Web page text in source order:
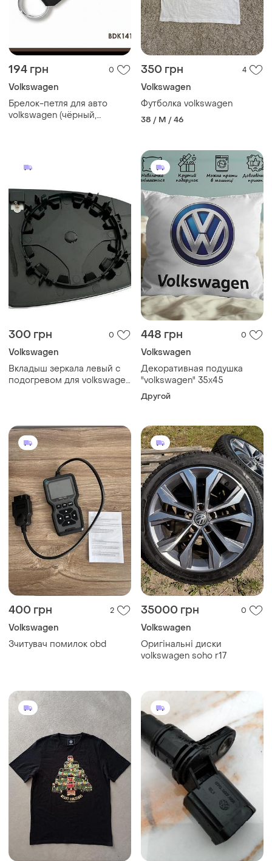
194 грн 0
Volkswagen
Брелок-петля для авто
volkswagen (чёрный,
350 грн 4
Volkswagen
Футболка volkswagen
38 / M / 46
300 грн 0
Volkswagen
Вкладыш зеркала левый с
подогревом для volkswagen
448 грн 0
Volkswagen
Декоративная подушка
"volkswagen" 35х45
Другой
400 грн 2
Volkswagen
Зчитувач помилок obd
35000 грн 0
Volkswagen
Оригінальні диски
volkswagen soho r17